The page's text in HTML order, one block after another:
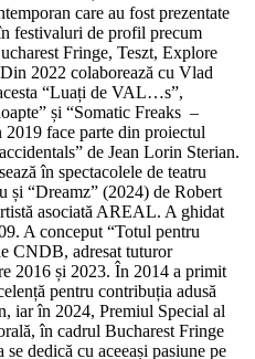
care au fost prezentate
festivaluri de profil precum
Fringe, Teszt, Explore
2022 colaborează cu Vlad
“Luați de VAL…s”,
și “Somatic Freaks –
face parte din proiectul
de Jean Lorin Sterian.
în spectacolele de teatru
și “Dreamz” (2024) de Robert
asociată AREAL. A ghidat
A conceput “Totul pentru
CNDB, adresat tuturor
2016 și 2023. În 2014 a primit
pentru contribuția adusă
iar în 2024, Premiul Special al
în cadrul Bucharest Fringe
dedică cu aceeași pasiune pe